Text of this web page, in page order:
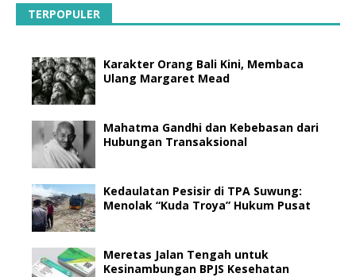
TERPOPULER
Karakter Orang Bali Kini, Membaca
Ulang Margaret Mead
Mahatma Gandhi dan Kebebasan dari
Hubungan Transaksional
Kedaulatan Pesisir di TPA Suwung:
Menolak “Kuda Troya” Hukum Pusat
Meretas Jalan Tengah untuk
Kesinambungan BPJS Kesehatan